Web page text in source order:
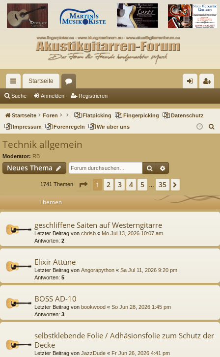
ch
ne
llz
riff
Startseite
en m ist
rie
Suche Anmelden Registrieren
Startseite Foren Flatpicking Fingerpicking
Datenschutz
Impressum
Forenregeln Wir über uns
Technik allgemein
Moderator: RB
Neues Thema Suche
1741 Themen Seite1 von 35
1 2 3 4 5 35
Themen
geschliffene Saiten auf Westerngitarre
Letzter Beitrag von chrisb « Mo Jul 13, 2026 10:07 am
Antworten: 2
Elixir Attune
Letzter Beitrag von Angorapython « Sa Jul 11, 2026 9:20 pm
Antworten: 5
BOSS AD-10
Letzter Beitrag von bookwood « So Jun 28, 2026 1:45 pm
Antworten: 3
selbstklebende Folie / Adhäsionsfolie zum Schutz der
Decke
Letzter Beitrag von JazzDude « Fr Jun 26, 2026 4:41 pm